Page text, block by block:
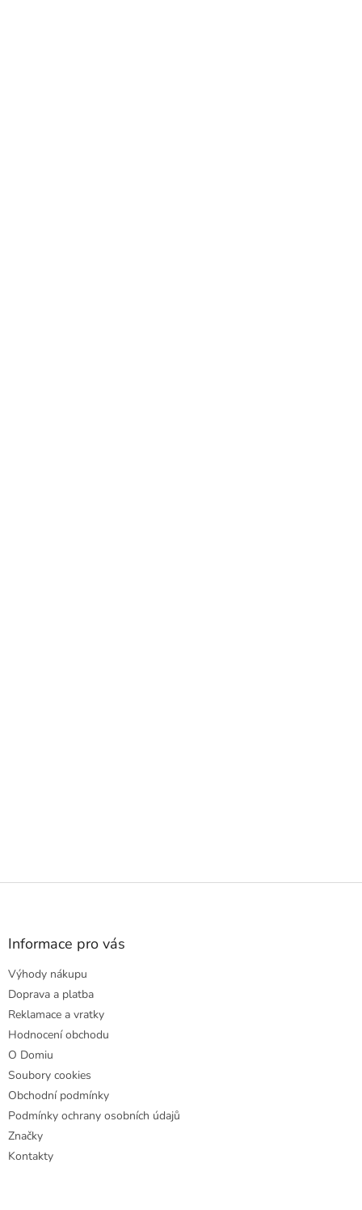
Z
Informace pro vás
Výhody nákupu
Doprava a platba
Reklamace a vratky
Hodnocení obchodu
O Domiu
Soubory cookies
Obchodní podmínky
Podmínky ochrany osobních údajů
Značky
Kontakty